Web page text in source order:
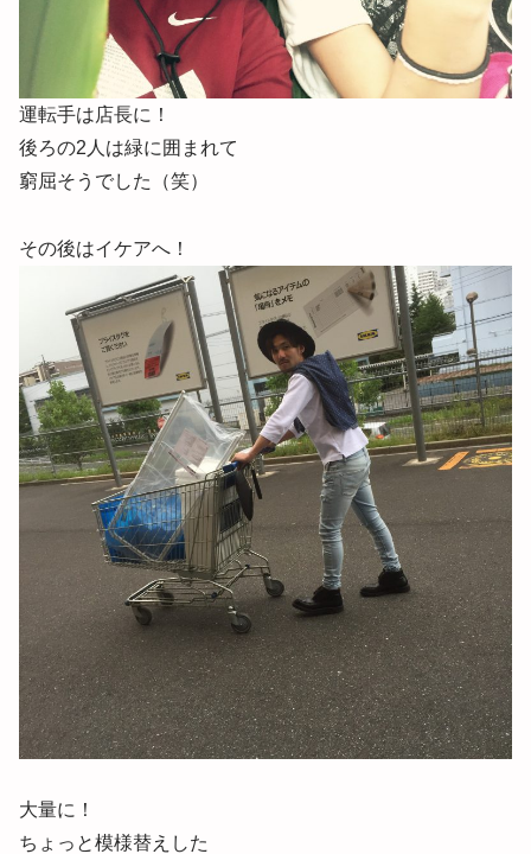
運転手は店長に！
後ろの2人は緑に囲まれて
窮屈そうでした（笑）
その後はイケアへ！
大量に！
ちょっと模様替えした